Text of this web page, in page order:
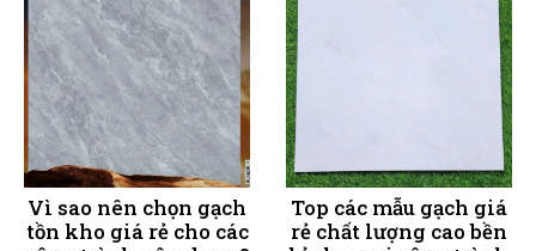
Vì sao nên chọn gạch
tồn kho giá rẻ cho các
Top các mẫu gạch giá
rẻ chất lượng cao bền